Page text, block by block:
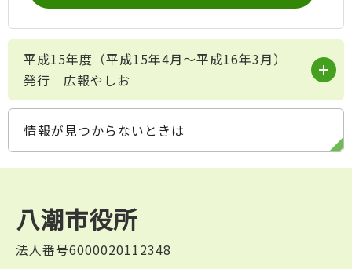
平成15年度（平成15年4月～平成16年3月）
発行 広報やしお
情報が見つからないときは
八潮市役所
法人番号6000020112348